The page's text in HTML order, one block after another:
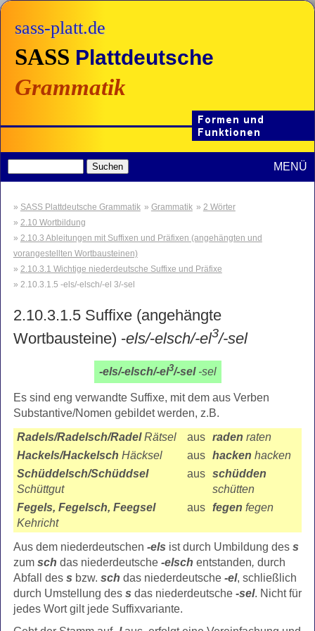
sass-platt.de
SASS Plattdeutsche
Grammatik
MENÜ
SASS Plattdeutsche Grammatik Grammatik
2 Wörter
2.10 Wortbildung
2.10.3 Ableitungen mit Suffixen und Präfixen (angehängten und
vorangestellten Wortbausteinen)
2.10.3.1 Wichtige niederdeutsche Suffixe und Präfixe
2.10.3.1.5 -els/-elsch/-el 3/-sel
2.10.3.1.5 Suffixe (angehängte
Wortbausteine) -els/-elsch/-el3/-sel
-els/-elsch/-el3/-sel -sel
Es sind eng verwandte Suffixe, mit dem aus Verben
Substantive/Nomen gebildet werden, z.B.
Radels/Radelsch/Radel Rätsel aus raden raten
Hackels/Hackelsch Häcksel aus hacken hacken
Schüddelsch/Schüddsel
Schüttgut
aus schüdden
schütten
Fegels, Fegelsch, Feegsel
Kehricht
aus fegen fegen
Aus dem niederdeutschen -els ist durch Umbildung des s
zum sch das niederdeutsche -elsch entstanden, durch
Abfall des s bzw. sch das niederdeutsche -el, schließlich
durch Umstellung des s das niederdeutsche -sel. Nicht für
jedes Wort gilt jede Suffixvariante.